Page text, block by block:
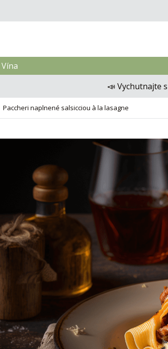
Vína
📣 Vychutnajte
Paccheri naplnené salsicciou à la lasagne